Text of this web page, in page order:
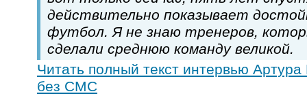
действительно показывает
футбол. Я не знаю тренеров,
сделали среднюю команду великой.
Читать полный текст интервью
без СМС